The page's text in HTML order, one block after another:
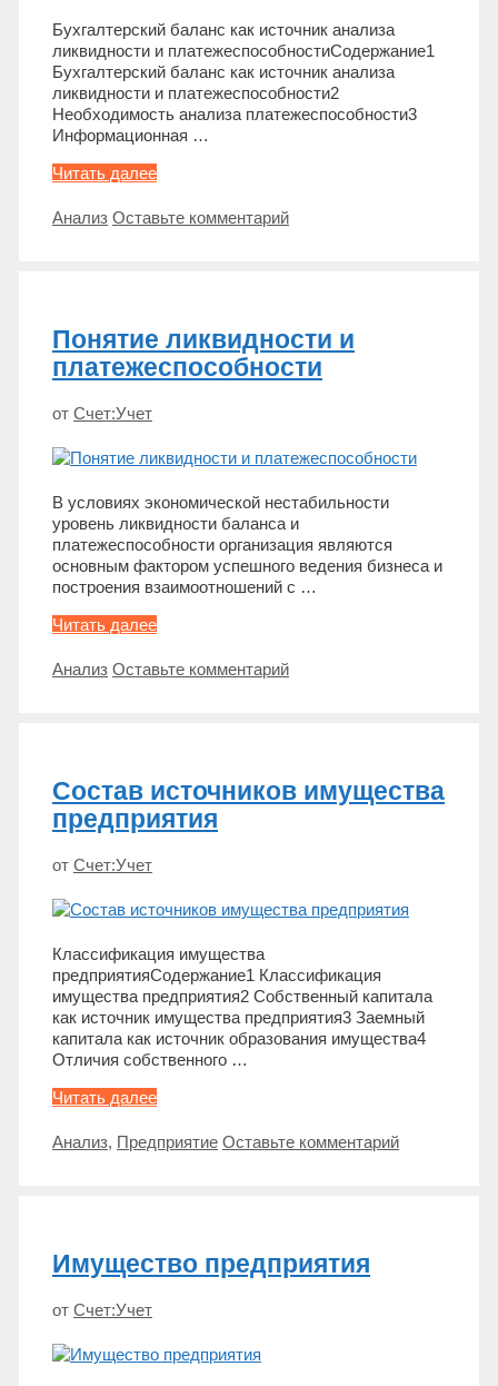
Бухгалтерский баланс как источник анализа
ликвидности и платежеспособностиСодержание1
Бухгалтерский баланс как источник анализа
ликвидности и платежеспособности2
Необходимость анализа платежеспособности3
Информационная …
Читать далееИсточники
для
Метки
Анализ Оставьте комментарий
Понятие ликвидности и
платежеспособности
от Счет:Учет
В условиях экономической нестабильности
уровень ликвидности баланса и
платежеспособности организация являются
основным фактором успешного ведения бизнеса и
построения взаимоотношений с …
Читать далееПонятие
и
Метки
Анализ Оставьте комментарий
Состав источников имущества
предприятия
от Счет:Учет
Классификация имущества
предприятияСодержание1 Классификация
имущества предприятия2 Собственный капитала
как источник имущества предприятия3 Заемный
капитала как источник образования имущества4
Отличия собственного …
Читать далееСостав
имущества
Метки
Анализ, Предприятие Оставьте комментарий
Имущество предприятия
от Счет:Учет